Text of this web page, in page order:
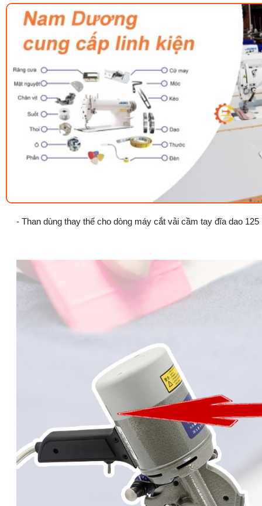
- Than dùng thay thế cho dòng máy cắt vải cầm tay đĩa dao 125